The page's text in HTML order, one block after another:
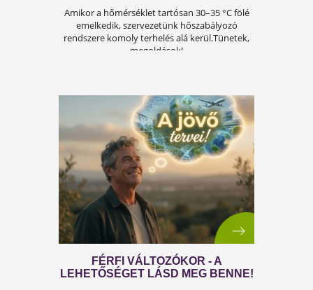
ÍGY KERÜLD EL AZ
ISKOLAKEZDÉSI ŐRÜLETET!
Az iskolakezdés sok családban nem
örömteli új kezdet, hanem egy stresszes
átállás. Ugyanakkor lehet jól csinálni!
Olvass tovább a tippekért!